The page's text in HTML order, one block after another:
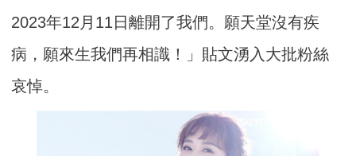
2023年12月11日離開了我們。願天堂沒有疾
病，願來生我們再相識！」貼文湧入大批粉絲
哀悼。